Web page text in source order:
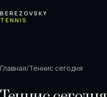
BEREZOVSKY
TENNIS
Главная/Теннис сегодня